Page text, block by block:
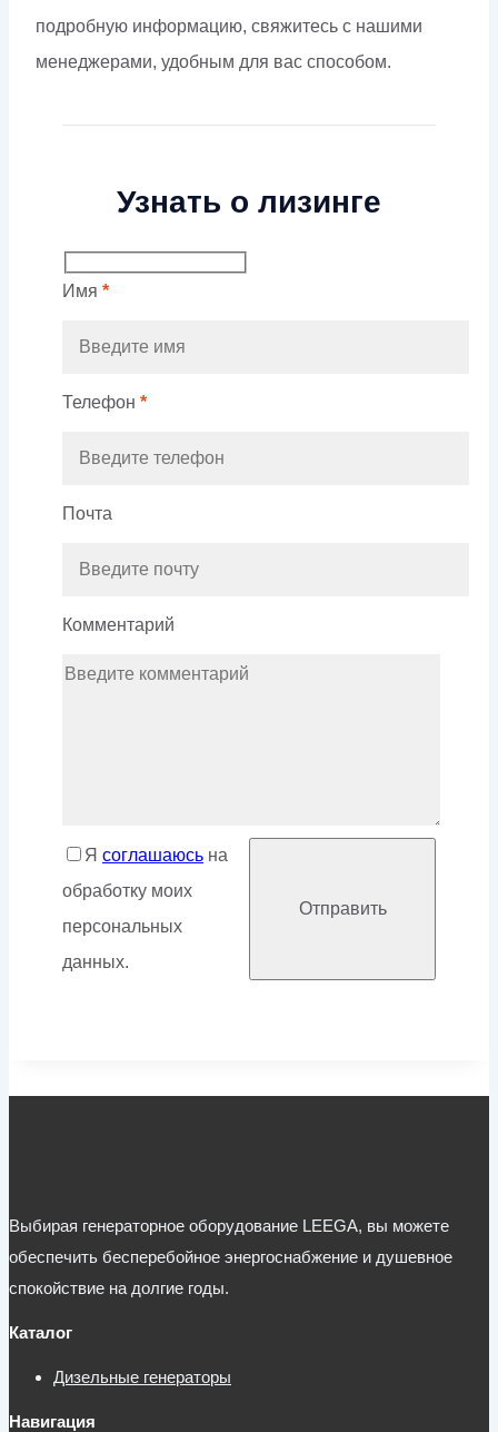
подробную информацию, свяжитесь с нашими
менеджерами, удобным для вас способом.
Узнать о лизинге
Имя *
Телефон *
Почта
Комментарий
Я соглашаюсь на
обработку моих
персональных
данных.
Выбирая генераторное оборудование LEEGA, вы можете
обеспечить бесперебойное энергоснабжение и душевное
спокойствие на долгие годы.
Каталог
Дизельные генераторы
Навигация